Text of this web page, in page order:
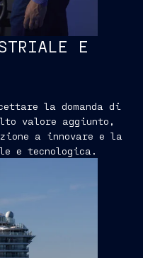
E
la domanda di
valore aggiunto,
a innovare e la
e tecnologica.